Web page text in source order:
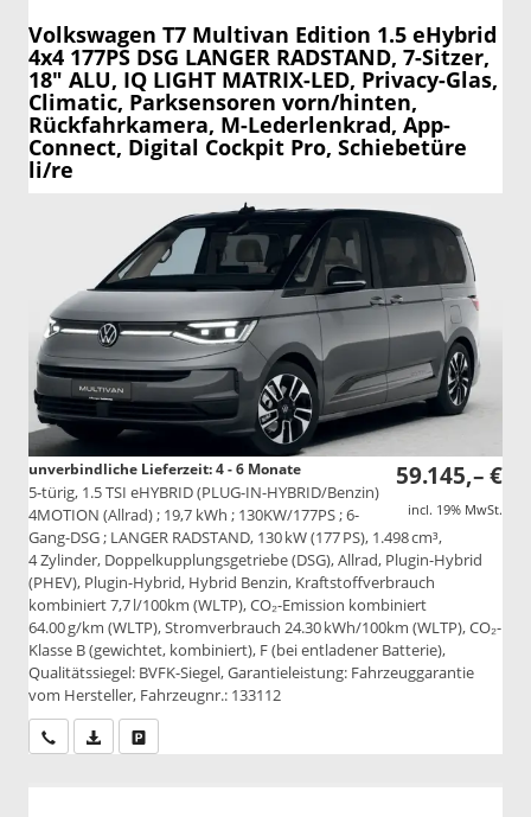
Volkswagen T7 Multivan Edition 1.5 eHybrid
4x4 177PS DSG LANGER RADSTAND, 7-Sitzer,
18" ALU, IQ LIGHT MATRIX-LED, Privacy-Glas,
Climatic, Parksensoren vorn/hinten,
Rückfahrkamera, M-Lederlenkrad, App-
Connect, Digital Cockpit Pro, Schiebetüre
li/re
59.145,– €
incl. 19% MwSt.
unverbindliche Lieferzeit: 4 - 6 Monate
5-türig, 1.5 TSI eHYBRID (PLUG-IN-HYBRID/Benzin)
4MOTION (Allrad) ; 19,7 kWh ; 130KW/177PS ; 6-
Gang-DSG ; LANGER RADSTAND, 130 kW (177 PS), 1.498 cm³,
4 Zylinder, Doppelkupplungsgetriebe (DSG), Allrad, Plugin-Hybrid
(PHEV), Plugin-Hybrid, Hybrid Benzin, Kraftstoffverbrauch
kombiniert 7,7 l/100km (WLTP), CO₂-Emission kombiniert
64.00 g/km (WLTP), Stromverbrauch 24.30 kWh/100km (WLTP), CO₂-
Klasse B (gewichtet, kombiniert), F (bei entladener Batterie),
Qualitätssiegel: BVFK-Siegel, Garantieleistung: Fahrzeuggarantie
vom Hersteller, Fahrzeugnr.: 133112
Wir rufen Sie anPDF-Datei, Fahrzeugexposé drucken